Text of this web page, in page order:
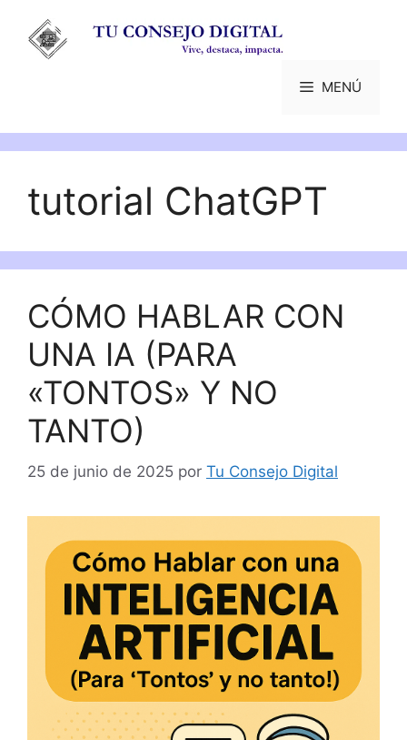
contenido
MENÚ
tutorial ChatGPT
CÓMO HABLAR CON
UNA IA (PARA
«TONTOS» Y NO
TANTO)
25 de junio de 2025 por Tu Consejo Digital